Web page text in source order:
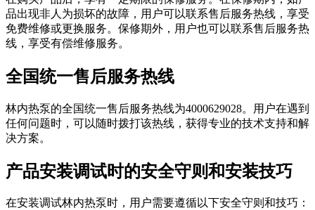
品出现非人为损坏的故障，用户可以联系售后服务热线，享受
免费维修或更换服务。保修期外，用户也可以联系售后服务热
线，享受有偿维修服务。
全国统一售后服务热线
林内热泵的全国统一售后服务热线为4000629028。用户在遇到
任何问题时，可以随时拨打该热线，获得专业的技术支持和解
决方案。
产品安装调试时的安全守则和安装技巧
在安装调试林内热泵时，用户需要遵循以下安全守则和技巧：